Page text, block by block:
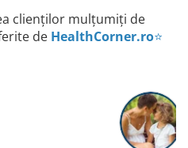
clienților mulțumiți de
de HealthCorner.ro⭐